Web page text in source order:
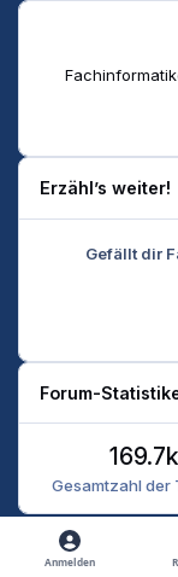
Erzähl’s weiter!
Gefällt dir
Forum-
Gesamtzahl der
169.7k
Heller Modus
Dunkler Modus
Anmelden